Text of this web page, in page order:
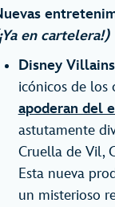
en cartelera!)
Disney
icónicos de los
apoderan del
astutamente
Cruella de Vil,
Esta nueva
un misterioso